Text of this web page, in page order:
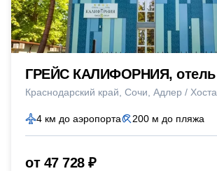
ГРЕЙС КАЛИФОРНИЯ, отель
Краснодарский край Сочи Адлер / Хоста
4 км до аэропорта 200 м до пляжа
от 47 728 ₽